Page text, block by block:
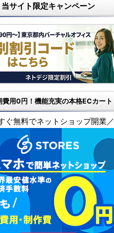
当サイト限定キャンペーン
費用0円！機能充実の本格ECカート
ぐ無料でネットショップ開業／